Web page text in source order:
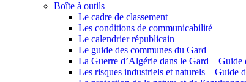
Boîte à outils
Le cadre de classement
Les conditions de communicabilité
Le calendrier républicain
Le guide des communes du Gard
La Guerre d’Algérie dans le Gard – Guide
Les risques industriels et naturels – Guide